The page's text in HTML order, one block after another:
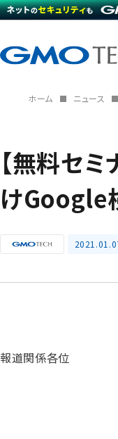
ホーム ニュース
【無料セ
けGoogle
報道関係各位